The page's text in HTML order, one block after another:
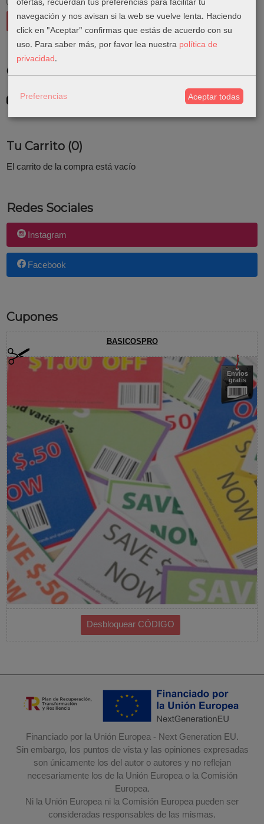
Costes de Envío
GRATIS *
Tu Carrito (0)
El carrito de la compra está vacío
Redes Sociales
Instagram
Facebook
Cupones
BASICOSPRO
Envíos
gratis
Financiado por la Unión Europea - Next Generation EU.
Sin embargo, los puntos de vista y las opiniones expresadas
son únicamente los del autor o autores y no reflejan
necesariamente los de la Unión Europea o la Comisión
Europea.
Ni la Unión Europea ni la Comisión Europea pueden ser
consideradas responsables de las mismas.
navegación y nos avisan si la web se vuelve lenta. Haciendo
click en "Aceptar" confirmas que estás de acuerdo con su
uso. Para saber más, por favor lea nuestra política de
privacidad.
Preferencias Aceptar todas